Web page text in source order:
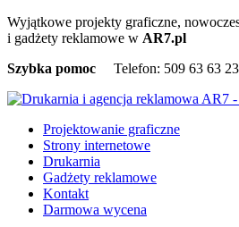
Wyjątkowe projekty graficzne,
i gadżety reklamowe w AR7.pl
Szybka pomoc
Telefon: 509 63 63 23
Projektowanie graficzne
Strony internetowe
Drukarnia
Gadżety reklamowe
Kontakt
Darmowa wycena